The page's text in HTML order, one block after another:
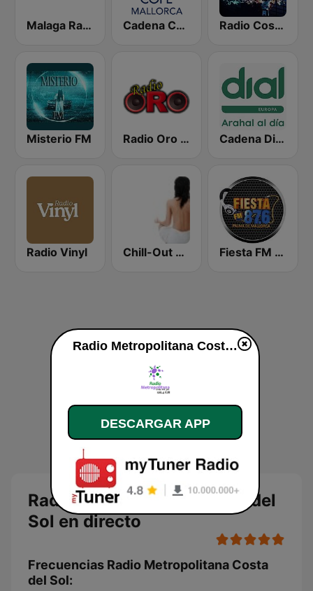
Malaga Radio Cadena COPE Mallorca Radio Costa Blanca
Misterio FM Radio Oro - Marbella Cadena Dial Europa
Radio Vinyl Chill-Out Radio Gaia Fiesta FM - Mallorca
Radio Metropolitana Costa del
Sol en directo
Frecuencias Radio Metropolitana Costa
del Sol:
Radio Metropolitana Costa del Sol en vivo
DESCARGAR APP